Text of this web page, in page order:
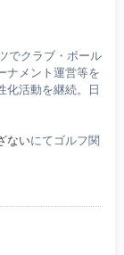
でクラブ・ボール
ナメント運営等を
化活動を継続。日
ないにてゴルフ関